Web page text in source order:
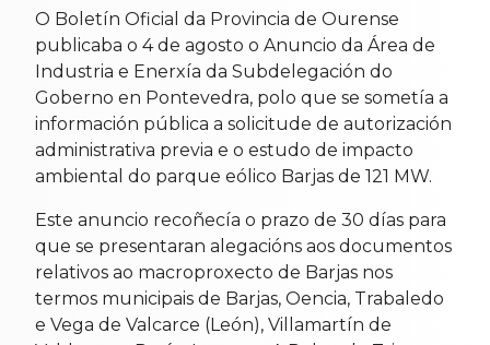
O Boletín Oficial da Provincia de Ourense
publicaba o 4 de agosto o Anuncio da Área de
Industria e Enerxía da Subdelegación do
Goberno en Pontevedra, polo que se sometía a
información pública a solicitude de autorización
administrativa previa e o estudo de impacto
ambiental do parque eólico Barjas de 121 MW.
Este anuncio recoñecía o prazo de 30 días para
que se presentaran alegacións aos documentos
relativos ao macroproxecto de Barjas nos
termos municipais de Barjas, Oencia, Trabaledo
e Vega de Valcarce (León), Villamartín de